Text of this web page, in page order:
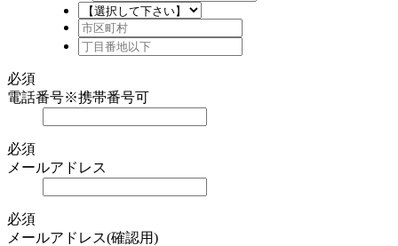
必須
電話番号※携帯番号可
必須
メールアドレス
必須
メールアドレス(確認用)